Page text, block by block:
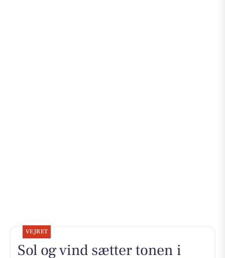
VEJRET
Sol og vind sætter tonen i